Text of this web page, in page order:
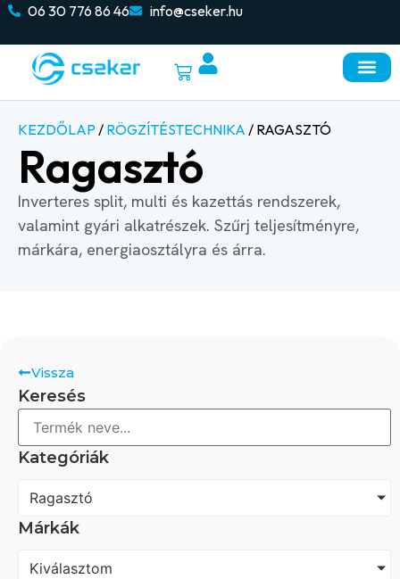
06 30 776 86 46 info@cseker.hu
KEZDŐLAP / RÖGZÍTÉSTECHNIKA / RAGASZTÓ
Ragasztó
Inverteres split, multi és kazettás rendszerek,
valamint gyári alkatrészek. Szűrj teljesítményre,
márkára, energiaosztályra és árra.
Vissza
Keresés
Kategóriák
Ragasztó
Márkák
Kiválasztom